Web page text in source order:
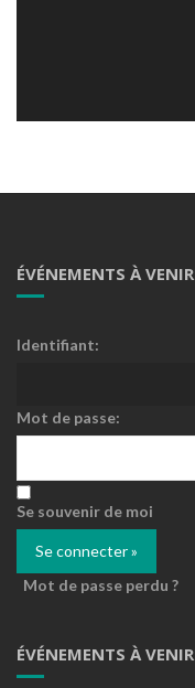
ÉVÉNEMENTS À VENIR
Identifiant:
Mot de passe:
Se souvenir de moi
Mot de passe perdu ?
ÉVÉNEMENTS À VENIR